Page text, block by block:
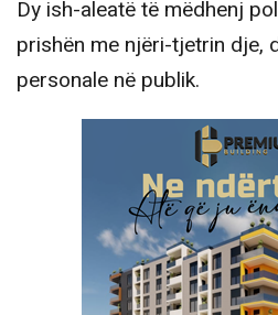
Dy ish-aleatë të mëdhenj
prishën me njëri-tjetrin dje,
personale në publik.